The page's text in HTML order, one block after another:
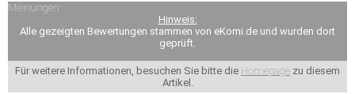
Meinungen
Hinweis:
Alle gezeigten Bewertungen stammen von eKomi.de und wurden dort
geprüft.
Für weitere Informationen, besuchen Sie bitte die Homepage zu diesem
Artikel.